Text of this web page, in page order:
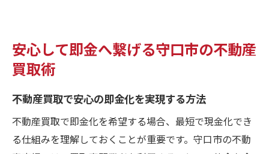
安心して即金へ繋げる守口市の不動産
買取術
不動産買取で安心の即金化を実現する方法
不動産買取で即金化を希望する場合、最短で現金化でき
る仕組みを理解しておくことが重要です。守口市の不動